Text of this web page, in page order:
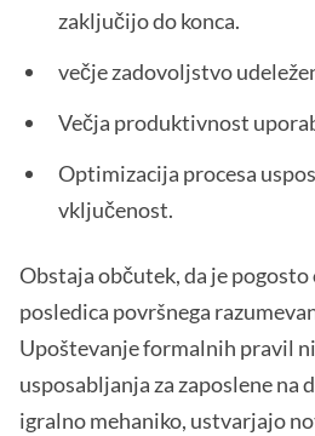
zaključijo do konca.
večje zadovoljstvo
Večja produktivnost
Optimizacija procesa
vključenost.
Obstaja občutek, da je
posledica površnega
Upoštevanje formalnih pravil
usposabljanja za zaposlene na
igralno mehaniko, ustvarjajo